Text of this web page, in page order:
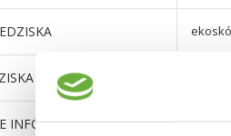
INFORMACJE